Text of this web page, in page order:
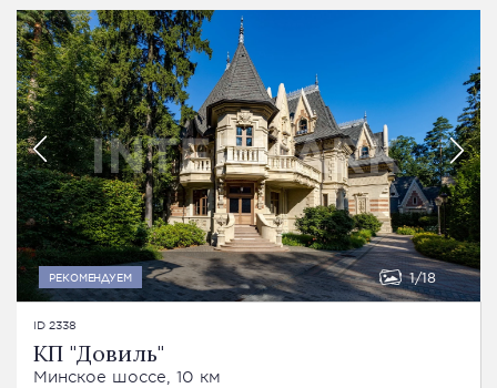
РЕКОМЕНДУЕМ 1 18
ID 2338
КП "Довиль"
Минское шоссе, 10 км